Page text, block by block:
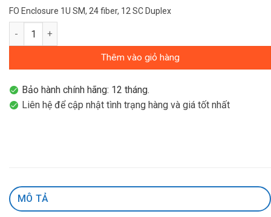
gốc
là:
3.680.000 ₫.
FO Enclosure 1U SM, 24 fiber, 12 SC Duplex
ODF 24FO Singlemode 1U (12 SC DUPLEX) mã 4-1348960-4
Thêm vào giỏ hàng
Bảo hành chính hãng: 12 tháng.
Liên hệ để cập nhật tình trạng hàng và giá tốt nhất
MÔ TẢ